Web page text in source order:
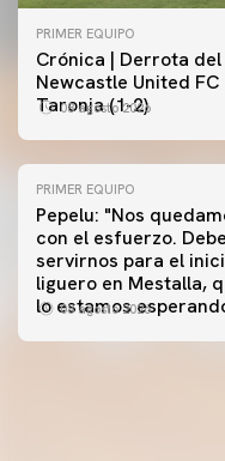
PRIMER EQUIPO
Crónica | Derrota
Newcastle United
Taronja (1-2)
08 agosto 2026
PRIMER EQUIPO
Pepelu: "Nos
con el esfuerzo. Debe
servirnos para el
liguero en Mestalla,
lo estamos
08 agosto 2026
PRIMER EQUIPO
Las fotos del
PRIMER EQUIPO
MESTALLA 📍